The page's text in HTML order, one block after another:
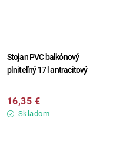
Stojan PVC balkónový
plniteľný 17 l antracitový
Skladom
16,35 €